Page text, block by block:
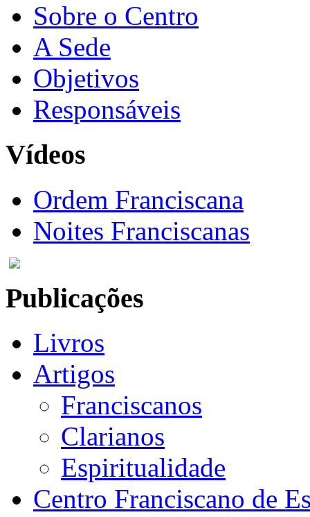
Sobre o Centro
A Sede
Objetivos
Responsáveis
Vídeos
Ordem Franciscana
Noites Franciscanas
Publicações
Livros
Artigos
Franciscanos
Clarianos
Espiritualidade
Centro Franciscano de